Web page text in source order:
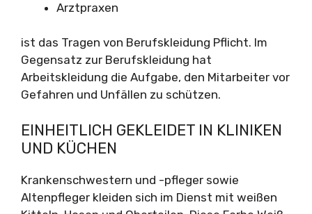
Arztpraxen
ist das Tragen von Berufskleidung Pflicht. Im
Gegensatz zur Berufskleidung hat
Arbeitskleidung die Aufgabe, den Mitarbeiter vor
Gefahren und Unfällen zu schützen.
EINHEITLICH GEKLEIDET IN KLINIKEN
UND KÜCHEN
Krankenschwestern und -pfleger sowie
Altenpfleger kleiden sich im Dienst mit weißen